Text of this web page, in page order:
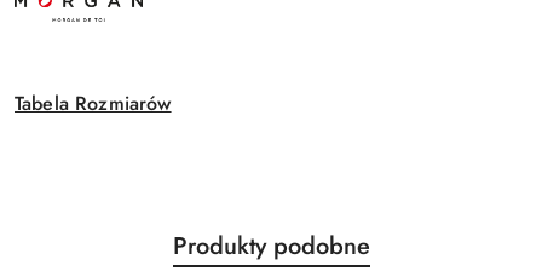
Tabela Rozmiarów
Pomiń karuzelę produktów
Produkty
Produkty podobne